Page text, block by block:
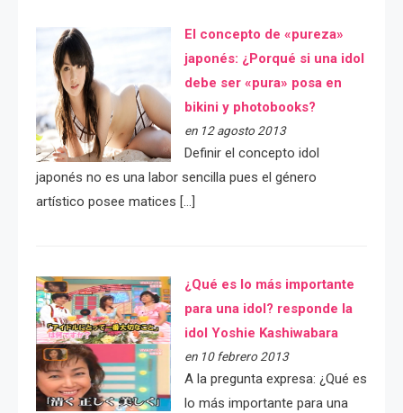
El concepto de «pureza»
japonés: ¿Porqué si una idol
debe ser «pura» posa en
bikini y photobooks?
en 12 agosto 2013
Definir el concepto idol
japonés no es una labor sencilla pues el género
artístico posee matices […]
¿Qué es lo más importante
para una idol? responde la
idol Yoshie Kashiwabara
en 10 febrero 2013
A la pregunta expresa: ¿Qué es
lo más importante para una